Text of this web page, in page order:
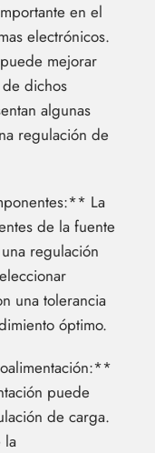
en el
electrónicos.
mejorar
dichos
algunas
regulación de
La
de la fuente
regulación
una tolerancia
óptimo.
puede
de carga.
la